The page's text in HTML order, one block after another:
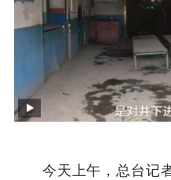
今天上午，总台记